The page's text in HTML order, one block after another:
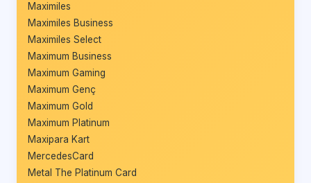
Maximiles
Maximiles Business
Maximiles Select
Maximum Business
Maximum Gaming
Maximum Genç
Maximum Gold
Maximum Platinum
Maxipara Kart
MercedesCard
Metal The Platinum Card